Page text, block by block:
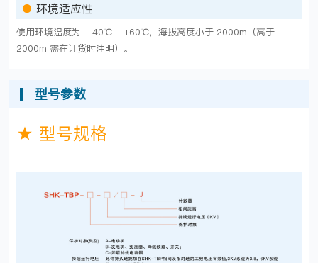
● 环境适应性
使用环境温度为 - 40℃ - +60℃，海拔高度小于 2000m（高于
2000m 需在订货时注明）。
型号参数
★ 型号规格